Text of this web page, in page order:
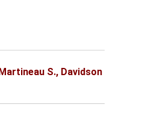
S., Davidson